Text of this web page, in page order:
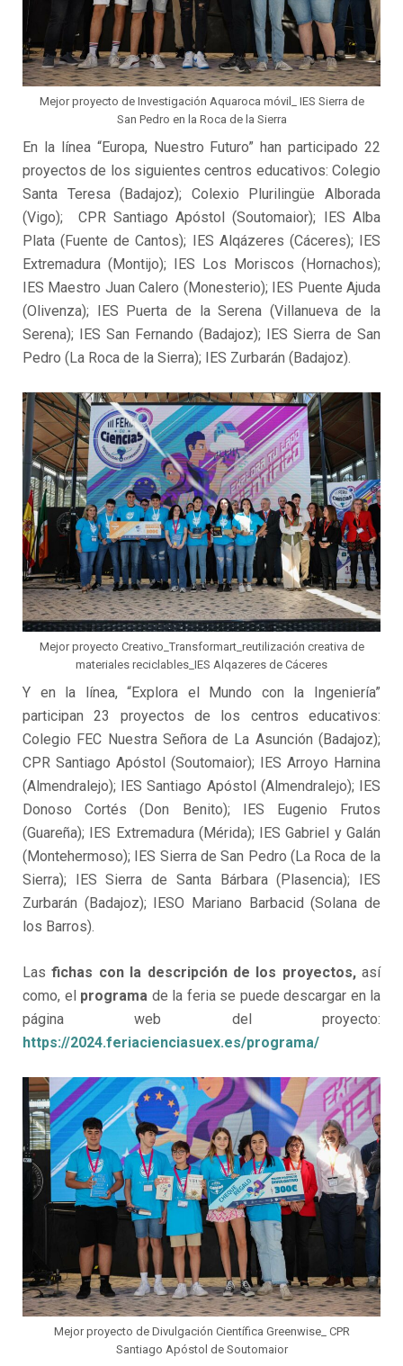
Mejor proyecto de Investigación Aquaroca móvil_ IES Sierra de
San Pedro en la Roca de la Sierra
En la línea “Europa, Nuestro Futuro” han participado 22
proyectos de los siguientes centros educativos: Colegio
Santa Teresa (Badajoz); Colexio Plurilingüe Alborada
(Vigo); CPR Santiago Apóstol (Soutomaior); IES Alba
Plata (Fuente de Cantos); IES Alqázeres (Cáceres); IES
Extremadura (Montijo); IES Los Moriscos (Hornachos);
IES Maestro Juan Calero (Monesterio); IES Puente Ajuda
(Olivenza); IES Puerta de la Serena (Villanueva de la
Serena); IES San Fernando (Badajoz); IES Sierra de San
Pedro (La Roca de la Sierra); IES Zurbarán (Badajoz).
Mejor proyecto Creativo_Transformart_reutilización creativa de
materiales reciclables_IES Alqazeres de Cáceres
Y en la línea, “Explora el Mundo con la Ingeniería”
participan 23 proyectos de los centros educativos:
Colegio FEC Nuestra Señora de La Asunción (Badajoz);
CPR Santiago Apóstol (Soutomaior); IES Arroyo Harnina
(Almendralejo); IES Santiago Apóstol (Almendralejo); IES
Donoso Cortés (Don Benito); IES Eugenio Frutos
(Guareña); IES Extremadura (Mérida); IES Gabriel y Galán
(Montehermoso); IES Sierra de San Pedro (La Roca de la
Sierra); IES Sierra de Santa Bárbara (Plasencia); IES
Zurbarán (Badajoz); IESO Mariano Barbacid (Solana de
los Barros).
Lasfichas con la descripción de los proyectos, así
como, el programa de la feria se puede descargar en la
página web del proyecto:
https://2024.feriacienciasuex.es/programa/
Mejor proyecto de Divulgación Científica Greenwise_ CPR
Santiago Apóstol de Soutomaior